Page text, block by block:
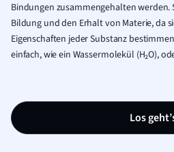
Bindungen zusammengehalten werden.
Bildung und den Erhalt von Materie, da
Eigenschaften jeder Substanz
einfach, wie ein Wassermolekül (H₂O),
Los